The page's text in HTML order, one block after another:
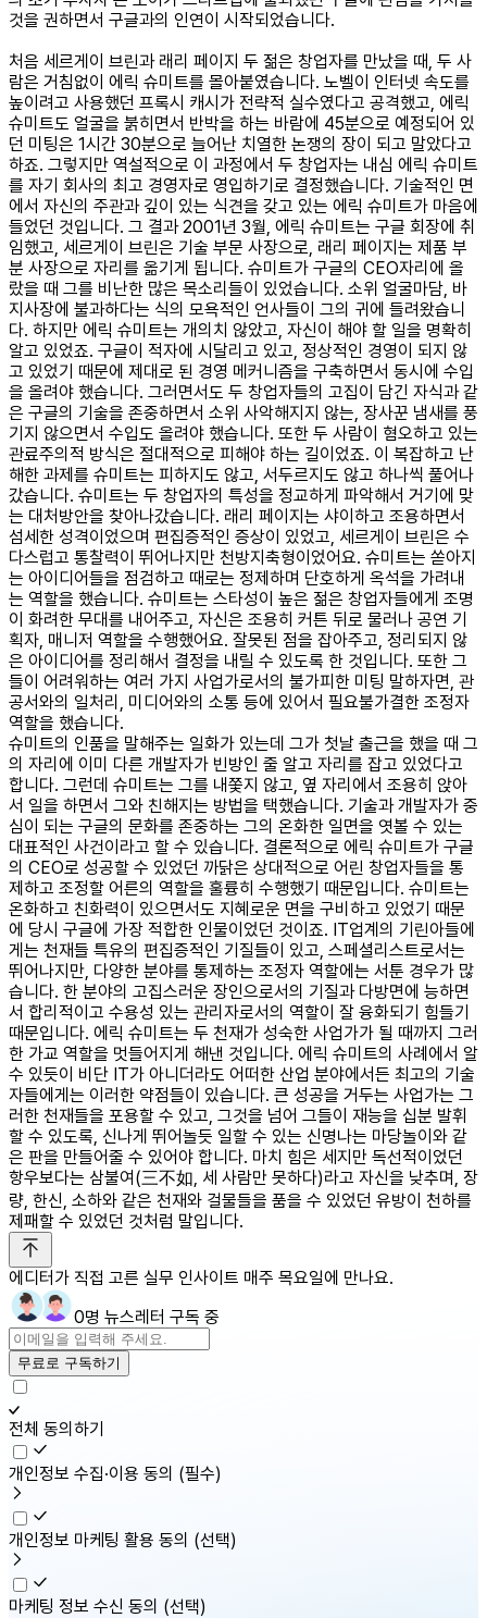
것을 권하면서 구글과의 인연이 시작되었습니다.
처음 세르게이 브린과 래리 페이지 두 젊은 창업자를 만났을 때, 두 사
람은 거침없이 에릭 슈미트를 몰아붙였습니다. 노벨이 인터넷 속도를
높이려고 사용했던 프록시 캐시가 전략적 실수였다고 공격했고, 에릭
슈미트도 얼굴을 붉히면서 반박을 하는 바람에 45분으로 예정되어 있
던 미팅은 1시간 30분으로 늘어난 치열한 논쟁의 장이 되고 말았다고
하죠. 그렇지만 역설적으로 이 과정에서 두 창업자는 내심 에릭 슈미트
를 자기 회사의 최고 경영자로 영입하기로 결정했습니다. 기술적인 면
에서 자신의 주관과 깊이 있는 식견을 갖고 있는 에릭 슈미트가 마음에
들었던 것입니다. 그 결과 2001년 3월, 에릭 슈미트는 구글 회장에 취
임했고, 세르게이 브린은 기술 부문 사장으로, 래리 페이지는 제품 부
분 사장으로 자리를 옮기게 됩니다. 슈미트가 구글의 CEO자리에 올
랐을 때 그를 비난한 많은 목소리들이 있었습니다. 소위 얼굴마담, 바
지사장에 불과하다는 식의 모욕적인 언사들이 그의 귀에 들려왔습니
다. 하지만 에릭 슈미트는 개의치 않았고, 자신이 해야 할 일을 명확히
알고 있었죠. 구글이 적자에 시달리고 있고, 정상적인 경영이 되지 않
고 있었기 때문에 제대로 된 경영 메커니즘을 구축하면서 동시에 수입
을 올려야 했습니다. 그러면서도 두 창업자들의 고집이 담긴 자식과 같
은 구글의 기술을 존중하면서 소위 사악해지지 않는, 장사꾼 냄새를 풍
기지 않으면서 수입도 올려야 했습니다. 또한 두 사람이 혐오하고 있는
관료주의적 방식은 절대적으로 피해야 하는 길이었죠. 이 복잡하고 난
해한 과제를 슈미트는 피하지도 않고, 서두르지도 않고 하나씩 풀어나
갔습니다. 슈미트는 두 창업자의 특성을 정교하게 파악해서 거기에 맞
는 대처방안을 찾아나갔습니다. 래리 페이지는 샤이하고 조용하면서
섬세한 성격이었으며 편집증적인 증상이 있었고, 세르게이 브린은 수
다스럽고 통찰력이 뛰어나지만 천방지축형이었어요. 슈미트는 쏟아지
는 아이디어들을 점검하고 때로는 정제하며 단호하게 옥석을 가려내
는 역할을 했습니다. 슈미트는 스타성이 높은 젊은 창업자들에게 조명
이 화려한 무대를 내어주고, 자신은 조용히 커튼 뒤로 물러나 공연 기
획자, 매니저 역할을 수행했어요. 잘못된 점을 잡아주고, 정리되지 않
은 아이디어를 정리해서 결정을 내릴 수 있도록 한 것입니다. 또한 그
들이 어려워하는 여러 가지 사업가로서의 불가피한 미팅 말하자면, 관
공서와의 일처리, 미디어와의 소통 등에 있어서 필요불가결한 조정자
역할을 했습니다.
슈미트의 인품을 말해주는 일화가 있는데 그가 첫날 출근을 했을 때 그
의 자리에 이미 다른 개발자가 빈방인 줄 알고 자리를 잡고 있었다고
합니다. 그런데 슈미트는 그를 내쫓지 않고, 옆 자리에서 조용히 앉아
서 일을 하면서 그와 친해지는 방법을 택했습니다. 기술과 개발자가 중
심이 되는 구글의 문화를 존중하는 그의 온화한 일면을 엿볼 수 있는
대표적인 사건이라고 할 수 있습니다. 결론적으로 에릭 슈미트가 구글
의 CEO로 성공할 수 있었던 까닭은 상대적으로 어린 창업자들을 통
제하고 조정할 어른의 역할을 훌륭히 수행했기 때문입니다. 슈미트는
온화하고 친화력이 있으면서도 지혜로운 면을 구비하고 있었기 때문
에 당시 구글에 가장 적합한 인물이었던 것이죠. IT업계의 기린아들에
게는 천재들 특유의 편집증적인 기질들이 있고, 스페셜리스트로서는
뛰어나지만, 다양한 분야를 통제하는 조정자 역할에는 서툰 경우가 많
습니다. 한 분야의 고집스러운 장인으로서의 기질과 다방면에 능하면
서 합리적이고 수용성 있는 관리자로서의 역할이 잘 융화되기 힘들기
때문입니다. 에릭 슈미트는 두 천재가 성숙한 사업가가 될 때까지 그러
한 가교 역할을 멋들어지게 해낸 것입니다. 에릭 슈미트의 사례에서 알
수 있듯이 비단 IT가 아니더라도 어떠한 산업 분야에서든 최고의 기술
자들에게는 이러한 약점들이 있습니다. 큰 성공을 거두는 사업가는 그
러한 천재들을 포용할 수 있고, 그것을 넘어 그들이 재능을 십분 발휘
할 수 있도록, 신나게 뛰어놀듯 일할 수 있는 신명나는 마당놀이와 같
은 판을 만들어줄 수 있어야 합니다. 마치 힘은 세지만 독선적이었던
항우보다는 삼불여(三不如, 세 사람만 못하다)라고 자신을 낮추며, 장
량, 한신, 소하와 같은 천재와 걸물들을 품을 수 있었던 유방이 천하를
제패할 수 있었던 것처럼 말입니다.
에디터가 직접 고른 실무 인사이트 매주 목요일에 만나요.
0명 뉴스레터 구독 중
무료로 구독하기
전체 동의하기
개인정보 수집·이용 동의 (필수)
개인정보 마케팅 활용 동의 (선택)
마케팅 정보 수신 동의 (선택)